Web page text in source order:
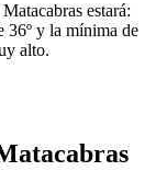
estará:
36º y la mínima de
alto.